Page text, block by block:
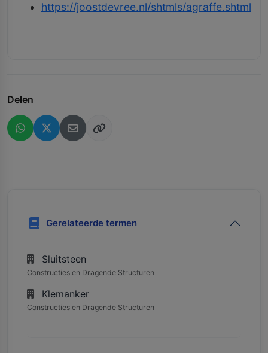
https://joostdevree.nl/shtmls/agraffe.shtml
Delen
Gerelateerde termen
Sluitsteen
Constructies en Dragende Structuren
Klemanker
Constructies en Dragende Structuren